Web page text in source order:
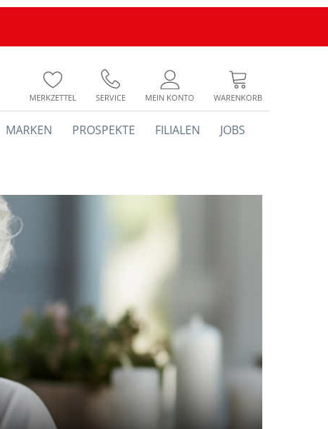
MERKZETTEL SERVICE MEIN KONTO WARENKORB
MARKEN PROSPEKTE FILIALEN JOBS